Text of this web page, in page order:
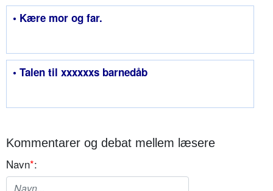
• Kære mor og far.
• Talen til xxxxxxs barnedåb
Kommentarer og debat mellem læsere
Navn*: